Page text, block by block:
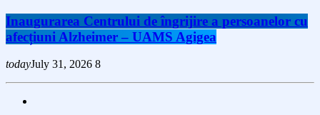
Inaugurarea Centrului de îngrijire a persoanelor cu
afecțiuni Alzheimer – UAMS Agigea
todayJuly 31, 2026 8